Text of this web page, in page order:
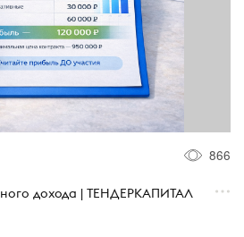
866
дохода | ТЕНДЕРКАПИТАЛ